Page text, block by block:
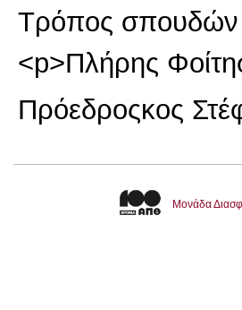
Τρόπος σπουδών
<p>Πλήρης
Πρόεδροςκος
Μονάδα